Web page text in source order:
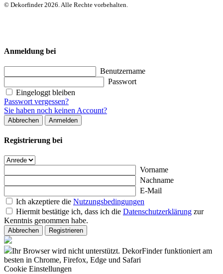
© Dekorfinder 2026. Alle Rechte vorbehalten.
Anmeldung bei
Benutzername
Passwort
Eingeloggt bleiben
Passwort vergessen?
Sie haben noch keinen Account?
Abbrechen Anmelden
Registrierung bei
Vorname
Nachname
E-Mail
Ich akzeptiere die Nutzungsbedingungen
Hiermit bestätige ich, dass ich die Datenschutzerklärung zur
Kenntnis genommen habe.
Abbrechen Registrieren
Ihr Browser wird nicht unterstützt. DekorFinder funktioniert am
besten in Chrome, Firefox, Edge und Safari
Cookie Einstellungen